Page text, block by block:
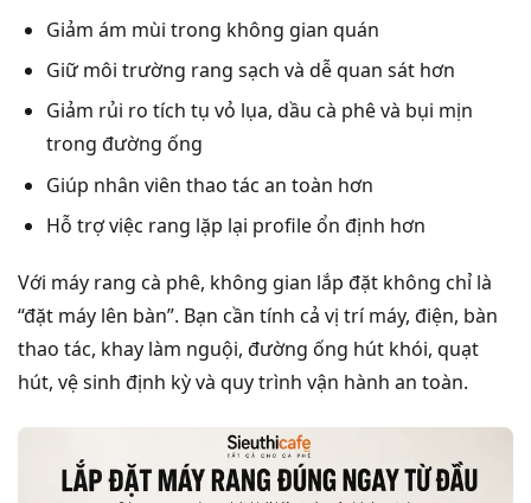
Giảm ám mùi trong không gian quán
Giữ môi trường rang sạch và dễ quan sát hơn
Giảm rủi ro tích tụ vỏ lụa, dầu cà phê và bụi mịn
trong đường ống
Giúp nhân viên thao tác an toàn hơn
Hỗ trợ việc rang lặp lại profile ổn định hơn
Với máy rang cà phê, không gian lắp đặt không chỉ là
“đặt máy lên bàn”. Bạn cần tính cả vị trí máy, điện, bàn
thao tác, khay làm nguội, đường ống hút khói, quạt
hút, vệ sinh định kỳ và quy trình vận hành an toàn.